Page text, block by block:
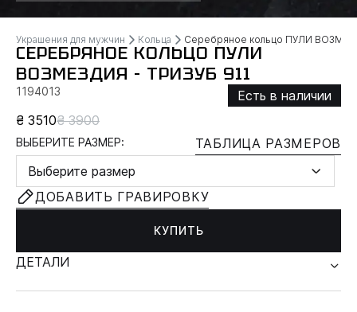
Украшения для мужчин Кольца Серебряное кольцо ПУЛИ
СЕРЕБРЯНОЕ КОЛЬЦО ПУЛИ
ВОЗМЕЗДИЯ - ТРИЗУБ 911
1194013
Есть в наличии
₴ 3510₴ 3900
ВЫБЕРИТЕ РАЗМЕР:
ТАБЛИЦА РАЗМЕРОВ
Выберите размер
ДОБАВИТЬ ГРАВИРОВКУ
КУПИТЬ
ДЕТАЛИ